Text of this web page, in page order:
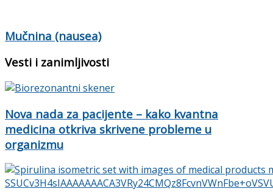
Mučnina (nausea)
Vesti i zanimljivosti
Nova nada za pacijente – kako kvantna
medicina otkriva skrivene probleme u
organizmu